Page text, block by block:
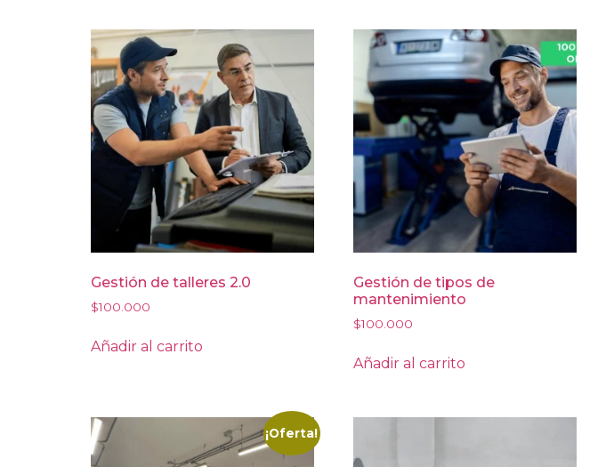
Gestión de talleres 2.0
$100.000
Añadir al carrito
Gestión de tipos de
mantenimiento
$100.000
Añadir al carrito
¡Oferta!